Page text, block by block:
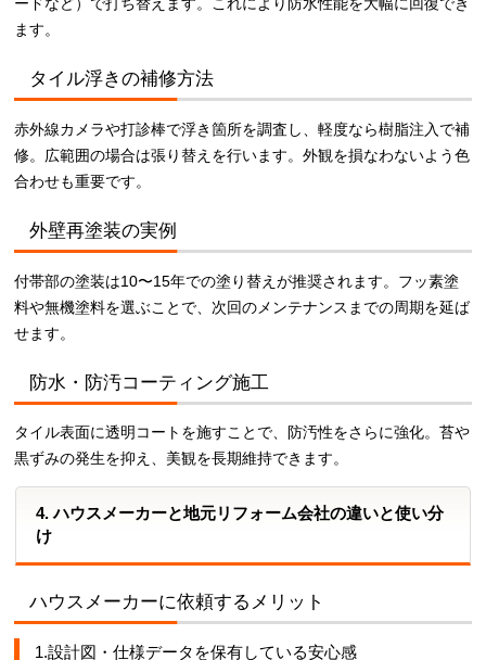
ます。
タイル浮きの補修方法
赤外線カメラや打診棒で浮き箇所を調査し、軽度なら樹脂注入で補
修。広範囲の場合は張り替えを行います。外観を損なわないよう色
合わせも重要です。
外壁再塗装の実例
付帯部の塗装は10〜15年での塗り替えが推奨されます。フッ素塗
料や無機塗料を選ぶことで、次回のメンテナンスまでの周期を延ば
せます。
防水・防汚コーティング施工
タイル表面に透明コートを施すことで、防汚性をさらに強化。苔や
黒ずみの発生を抑え、美観を長期維持できます。
4. ハウスメーカーと地元リフォーム会社の違いと使い分
け
ハウスメーカーに依頼するメリット
1.設計図・仕様データを保有している安心感